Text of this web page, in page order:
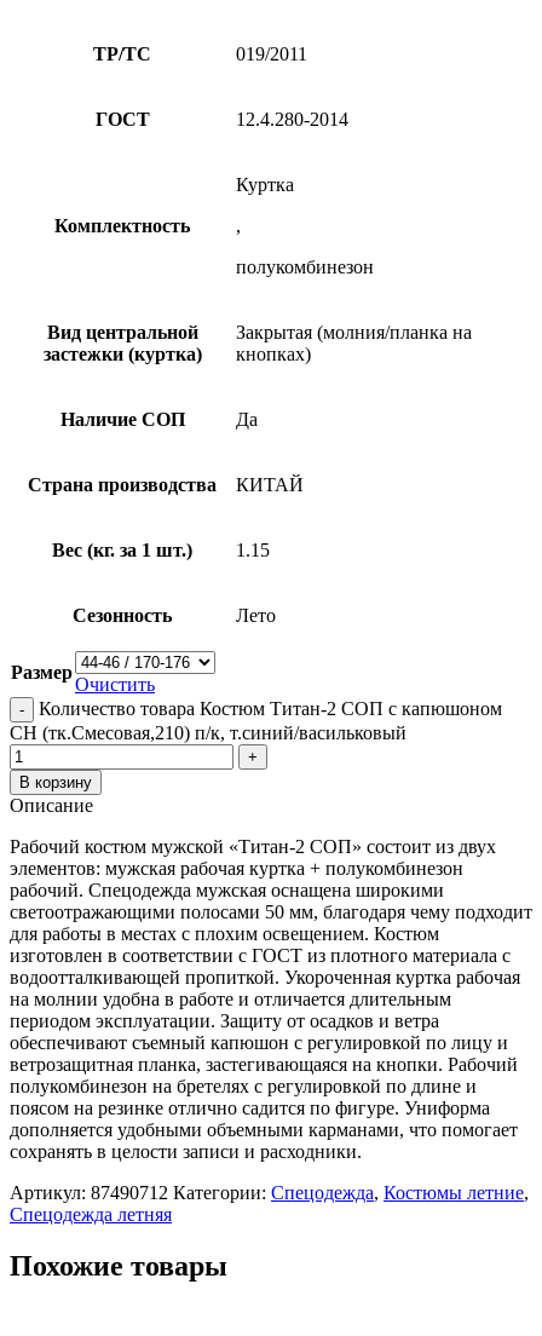
ТР/ТС 019/2011
ГОСТ 12.4.280-2014
Комплектность
Куртка
,
полукомбинезон
Вид центральной
застежки (куртка)
Закрытая (молния/планка на
кнопках)
Наличие СОП Да
Страна производства КИТАЙ
Вес (кг. за 1 шт.) 1.15
Сезонность Лето
Размер
Очистить
Количество товара Костюм Титан-2 СОП с капюшоном
CH (тк.Смесовая,210) п/к, т.синий/васильковый
В корзину
Описание
Рабочий костюм мужской «Титан-2 СОП» состоит из двух
элементов: мужская рабочая куртка + полукомбинезон
рабочий. Спецодежда мужская оснащена широкими
светоотражающими полосами 50 мм, благодаря чему подходит
для работы в местах с плохим освещением. Костюм
изготовлен в соответствии с ГОСТ из плотного материала с
водоотталкивающей пропиткой. Укороченная куртка рабочая
на молнии удобна в работе и отличается длительным
периодом эксплуатации. Защиту от осадков и ветра
обеспечивают съемный капюшон с регулировкой по лицу и
ветрозащитная планка, застегивающаяся на кнопки. Рабочий
полукомбинезон на бретелях с регулировкой по длине и
поясом на резинке отлично садится по фигуре. Униформа
дополняется удобными объемными карманами, что помогает
сохранять в целости записи и расходники.
Артикул: 87490712 Категории: Спецодежда, Костюмы летние,
Спецодежда летняя
Похожие товары